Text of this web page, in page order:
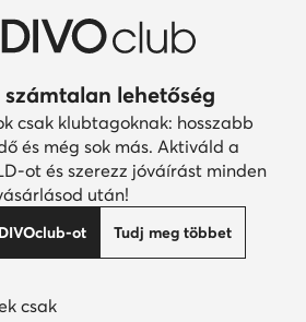
számtalan lehetőség
csak klubtagoknak: hosszabb
és még sok más. Aktiváld a
ot és szerezz jóváírást minden
után!
ot Tudj meg többet
csak